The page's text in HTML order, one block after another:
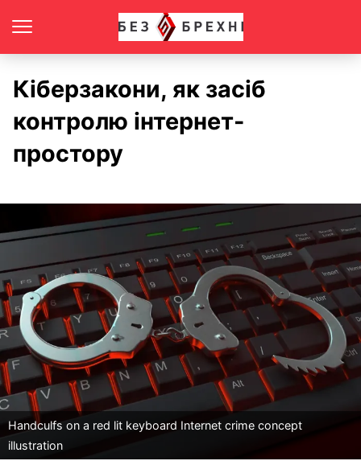
Кіберзакони, як засіб
контролю інтернет-
простору
Handculfs on a red lit keyboard Internet crime concept
illustration